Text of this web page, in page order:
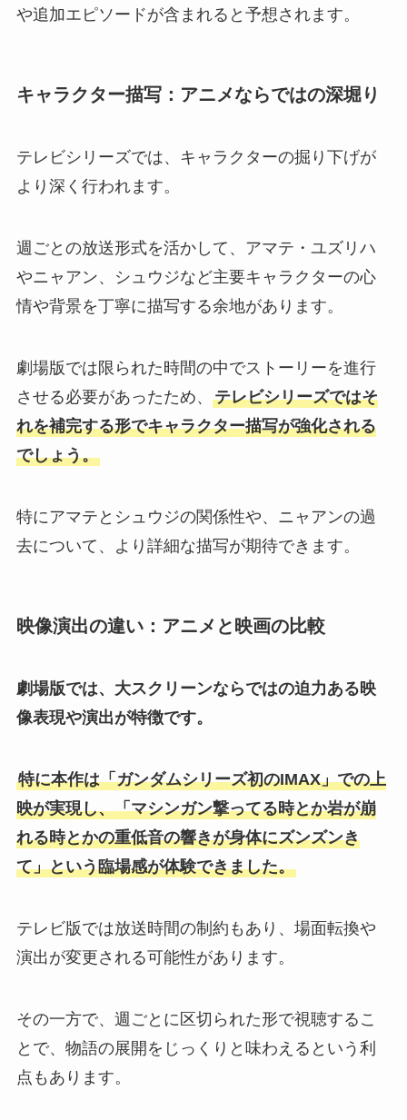
や追加エピソードが含まれると予想されます。
キャラクター描写：アニメならではの深堀り
テレビシリーズでは、キャラクターの掘り下げが
より深く行われます。
週ごとの放送形式を活かして、アマテ・ユズリハ
やニャアン、シュウジなど主要キャラクターの心
情や背景を丁寧に描写する余地があります。
劇場版では限られた時間の中でストーリーを進行
させる必要があったため、 テレビシリーズではそ
れを補完する形でキャラクター描写が強化される
でしょう。
特にアマテとシュウジの関係性や、ニャアンの過
去について、より詳細な描写が期待できます。
映像演出の違い：アニメと映画の比較
劇場版では、大スクリーンならではの迫力ある映
像表現や演出が特徴です。
特に本作は「ガンダムシリーズ初のIMAX」での上
映が実現し、「マシンガン撃ってる時とか岩が崩
れる時とかの重低音の響きが身体にズンズンき
て」という臨場感が体験できました。
テレビ版では放送時間の制約もあり、場面転換や
演出が変更される可能性があります。
その一方で、週ごとに区切られた形で視聴するこ
とで、物語の展開をじっくりと味わえるという利
点もあります。